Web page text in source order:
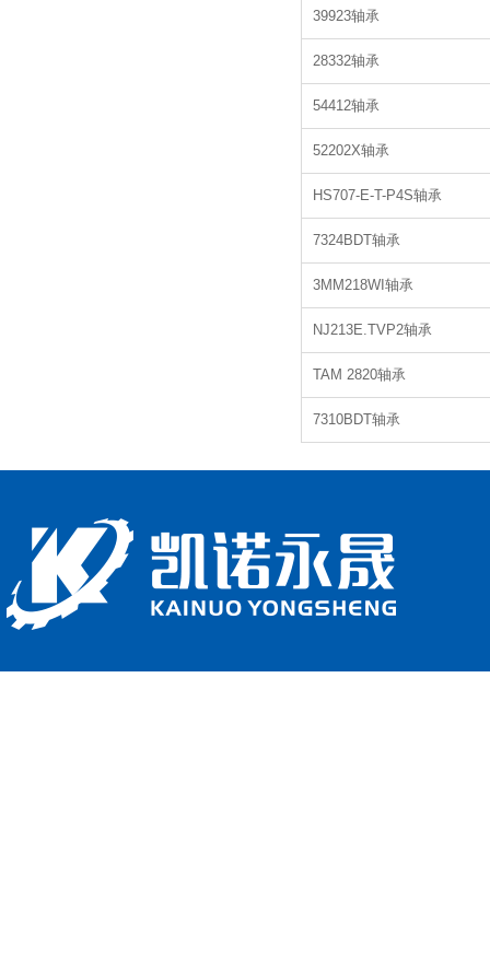
39923轴承
28332轴承
54412轴承
52202X轴承
HS707-E-T-P4S轴承
7324BDT轴承
3MM218WI轴承
NJ213E.TVP2轴承
TAM 2820轴承
7310BDT轴承